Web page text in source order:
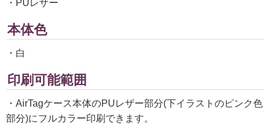
・PUレザー
本体色
・白
印刷可能範囲
・AirTagケース本体のPUレザー部分(下イラストのピンク色
部分)にフルカラー印刷できます。